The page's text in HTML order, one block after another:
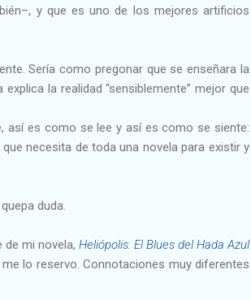
y que es uno de los mejores artificios
Sería como pregonar que se enseñara la
la realidad “sensiblemente” mejor que
así es como se lee y así es como se siente:
necesita de toda una novela para existir y
duda.
de mi novela, Heliópolis: El Blues del Hada Azul
lo reservo. Connotaciones muy diferentes